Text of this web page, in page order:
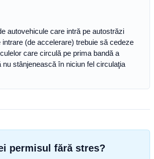
autovehicule care intră pe autostrăzi
intrare (de accelerare) trebuie să cedeze
care circulă pe prima bandă a
nu stânjenească în niciun fel circulaţia
permisul fără stres?